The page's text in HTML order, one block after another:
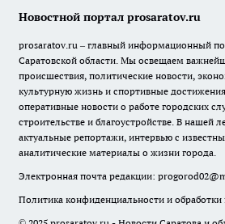
Новостной портал prosaratov.ru
prosaratov.ru – главный информационный
Саратовской области. Мы освещаем
происшествия, политические новости,
культурную жизнь и спортивные
оперативные новости о работе городских
строительстве и благоустройстве. В нашей
актуальные репортажи, интервью с
аналитические материалы о жизни города.
Электронная почта редакции:
Политика конфиденциальности и